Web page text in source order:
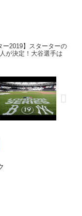
ー2019】スターターの
が決定！大谷選手は